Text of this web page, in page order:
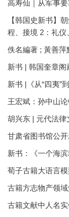
高寿仙｜从军事
【韩国史新书】
程、接境 2：礼
佚名編著 ; 黃善萍
新书 | 韩国奎章阁
新书 |《从“四夷”
王宏斌：孙中山
胡兴东 | 元代法
甘肃省图书馆公
新书：《一个海
荀子古籍大语言
古籍方志物产领
古籍文献中人名